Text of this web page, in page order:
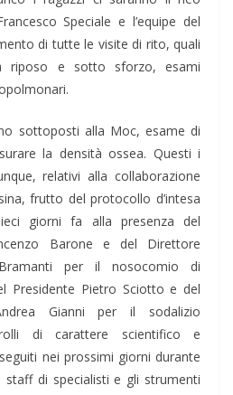
Speciale e l’equipe del
di tutte le visite di rito, quali
riposo e sotto sforzo, esami
sottoposti alla Moc, esame di
la densità ossea. Questi i
relativi alla collaborazione
frutto del protocollo d’intesa
giorni fa alla presenza del
Barone e del Direttore
per il nosocomio di
Presidente Pietro Sciotto e del
Gianni per il sodalizio
di carattere scientifico e
nei prossimi giorni durante
di specialisti e gli strumenti